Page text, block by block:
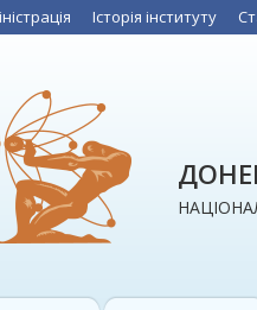
Історія інституту